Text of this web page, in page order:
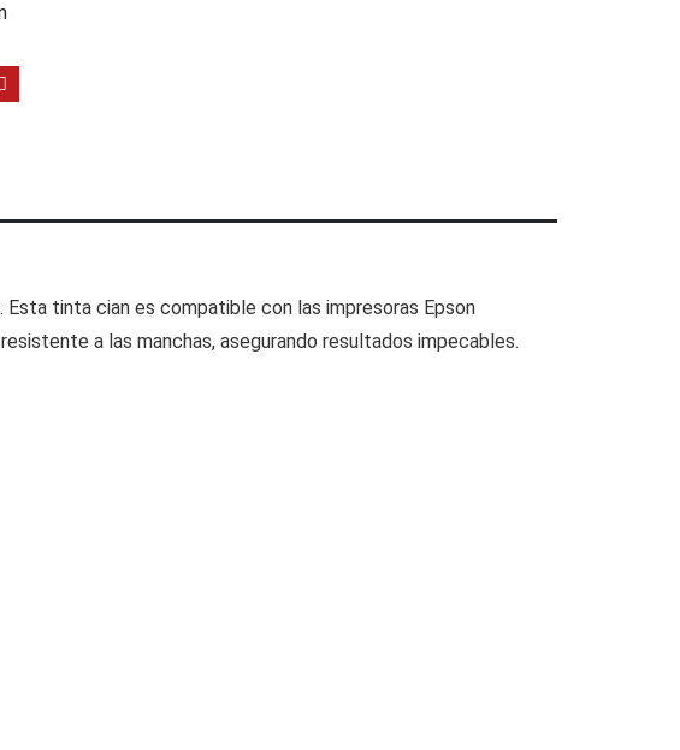
Esta tinta cian es compatible con las impresoras Epson
a las manchas, asegurando resultados impecables.